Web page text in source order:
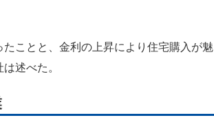
ことと、金利の上昇により住宅購入が魅
述べた。